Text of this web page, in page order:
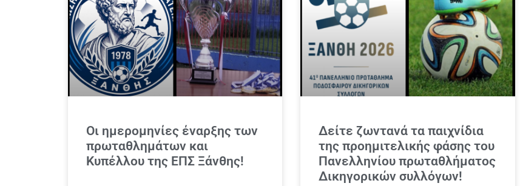
Οι ημερομηνίες έναρξης των
πρωταθλημάτων και
Κυπέλλου της ΕΠΣ Ξάνθης!
Δείτε ζωντανά τα παιχνίδια
της προημιτελικής φάσης του
Πανελληνίου πρωταθλήματος
Δικηγορικών συλλόγων!